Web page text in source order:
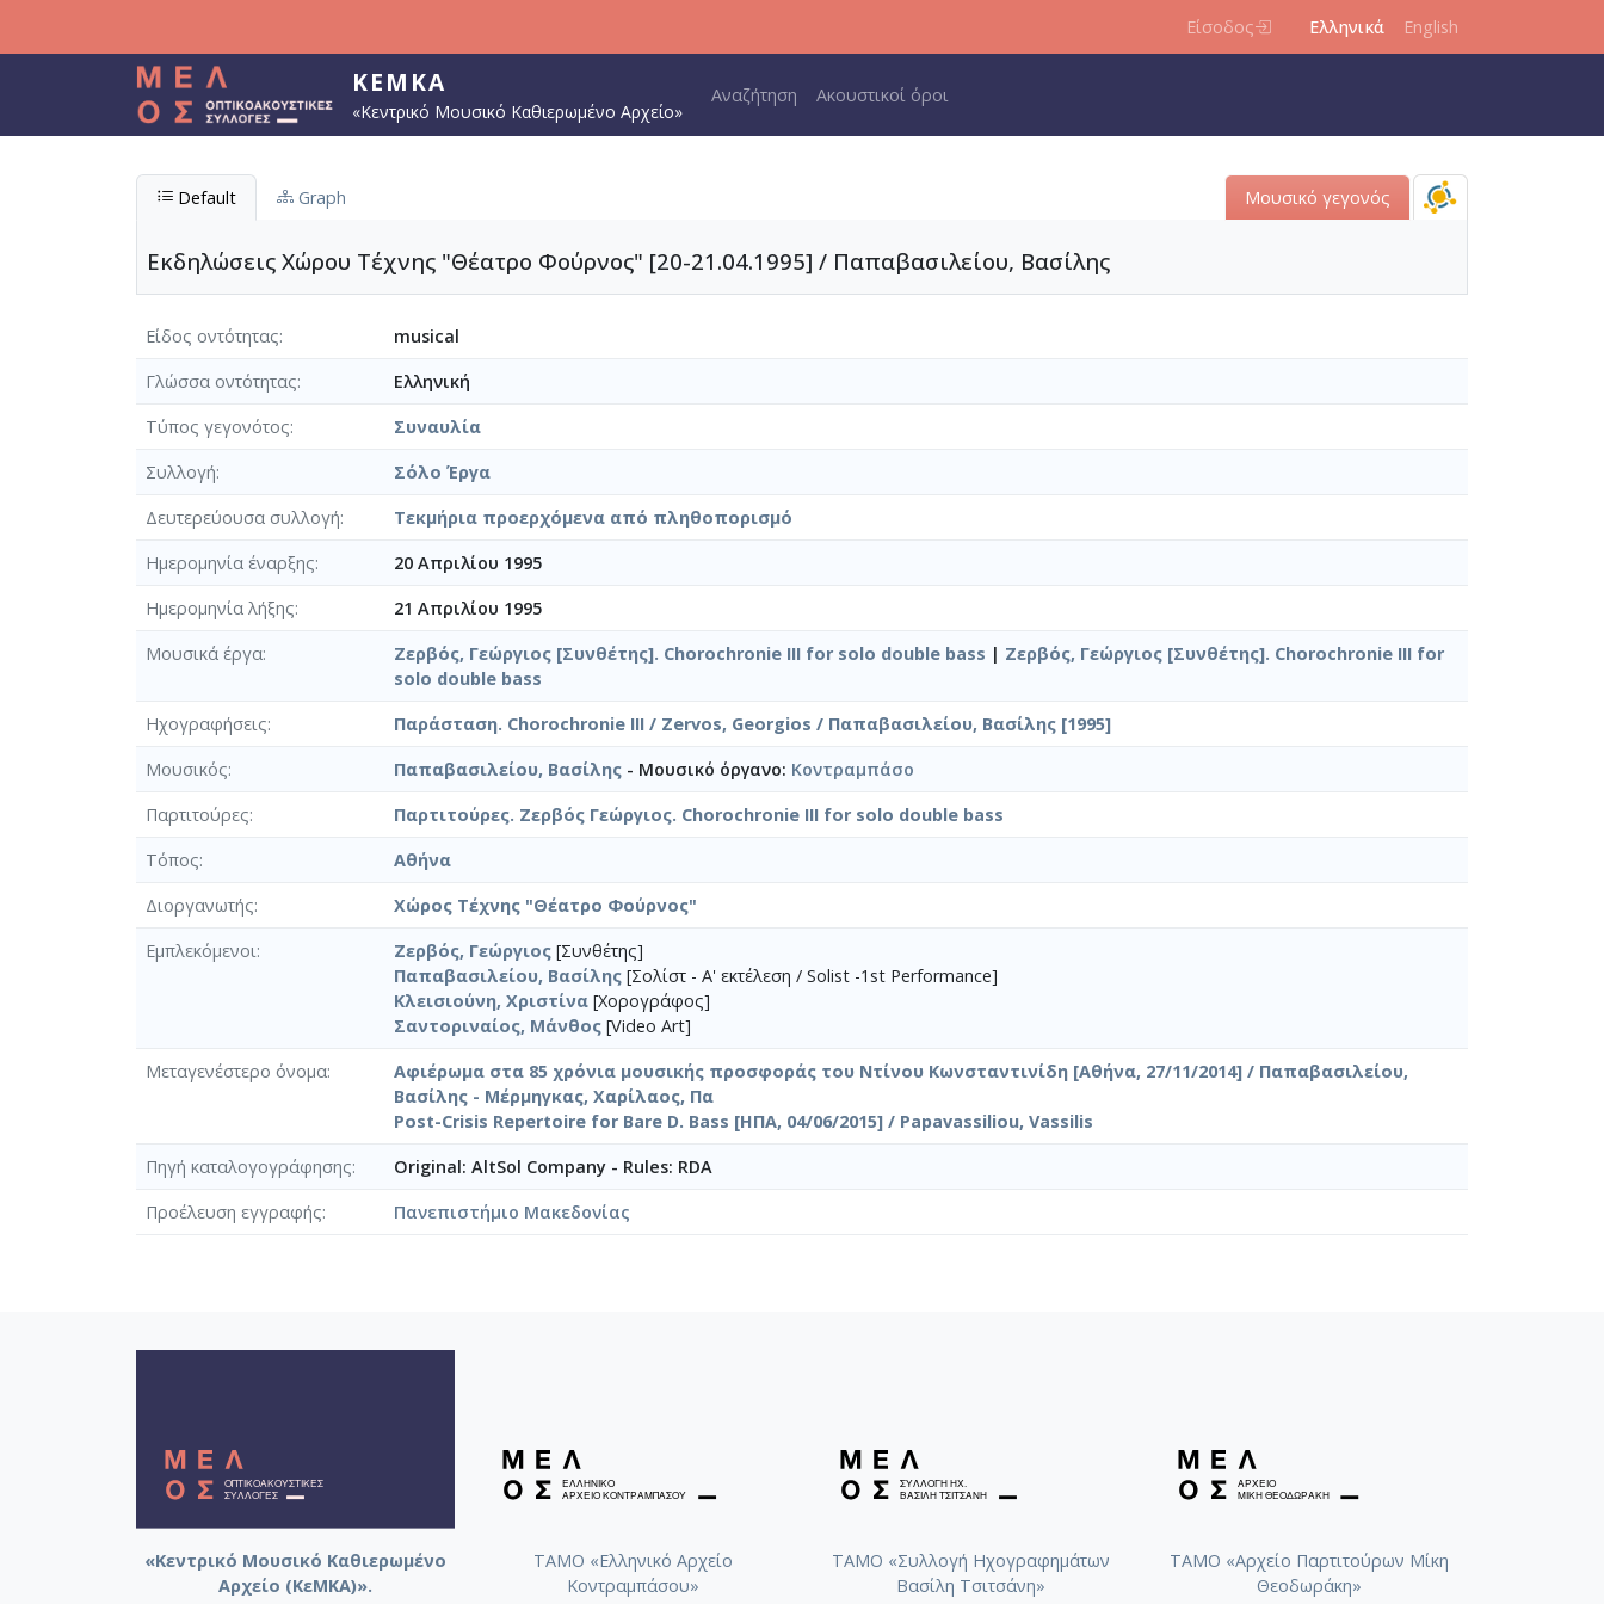
Είσοδος Ελληνικά English
ΚΕΜΚΑ
«Κεντρικό Μουσικό Καθιερωμένο Αρχείο»
Main navigation
Αναζήτηση Ακουστικοί όροι
Default Graph Μουσικό γεγονός
Εκδηλώσεις Χώρου Τέχνης "Θέατρο Φούρνος" [20-21.04.1995] / Παπαβασιλείου, Βασίλης
Είδος οντότητας
musical
Γλώσσα οντότητας
Ελληνική
Τύπος γεγονότος
Συναυλία
Συλλογή
Σόλο Έργα
Δευτερεύουσα συλλογή
Τεκμήρια προερχόμενα από πληθοπορισμό
Ημερομηνία έναρξης
20 Απριλίου 1995
Ημερομηνία λήξης
21 Απριλίου 1995
Μουσικά έργα
Ζερβός, Γεώργιος [Συνθέτης]. Chorochronie III for solo double bass | Ζερβός, Γεώργιος [Συνθέτης]. Chorochronie III for
solo double bass
Ηχογραφήσεις
Παράσταση. Chorochronie III / Zervos, Georgios / Παπαβασιλείου, Βασίλης [1995]
Μουσικός
Παπαβασιλείου, Βασίλης - Μουσικό όργανο: Κοντραμπάσο
Παρτιτούρες
Παρτιτούρες. Ζερβός Γεώργιος. Chorochronie III for solo double bass
Τόπος
Αθήνα
Διοργανωτής
Χώρος Τέχνης "Θέατρο Φούρνος"
Εμπλεκόμενοι
Ζερβός, Γεώργιος [Συνθέτης]
Παπαβασιλείου, Βασίλης [Σολίστ - A' εκτέλεση / Solist -1st Performance]
Κλεισιούνη, Χριστίνα [Χορογράφος]
Σαντοριναίος, Μάνθος [Video Art]
Μεταγενέστερο όνομα
Αφιέρωμα στα 85 χρόνια μουσικής προσφοράς του Ντίνου Κωνσταντινίδη [Αθήνα, 27/11/2014] / Παπαβασιλείου,
Βασίλης - Μέρμηγκας, Χαρίλαος, Πα
Post-Crisis Repertoire for Bare D. Bass [ΗΠΑ, 04/06/2015] / Papavassiliou, Vassilis
Πηγή καταλογογράφησης
Original: AltSol Company - Rules: RDA
Προέλευση εγγραφής
Πανεπιστήμιο Μακεδονίας
«Κεντρικό Μουσικό Καθιερωμένο
Αρχείο (ΚεΜΚΑ)».
ΤΑΜΟ «Ελληνικό Αρχείο
Κοντραμπάσου»
ΤΑΜΟ «Συλλογή Ηχογραφημάτων
Βασίλη Τσιτσάνη»
ΤΑΜΟ «Αρχείο Παρτιτούρων Μίκη
Θεοδωράκη»